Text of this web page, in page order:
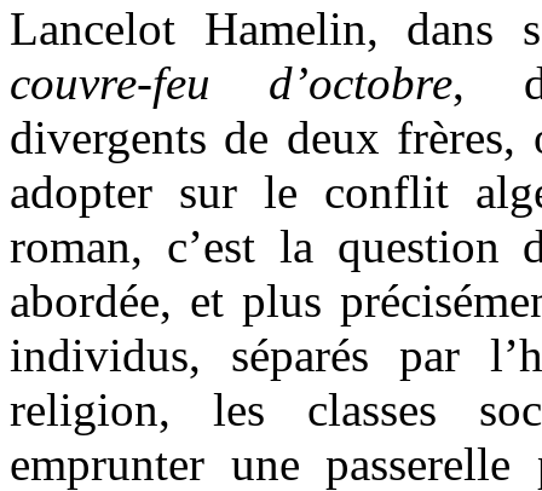
Lancelot Hamelin, dans
couvre-feu
d’octobre,
divergents de deux frères,
adopter sur le conflit
roman, c’est la question
abordée, et plus
individus, séparés par
religion, les classes
emprunter une